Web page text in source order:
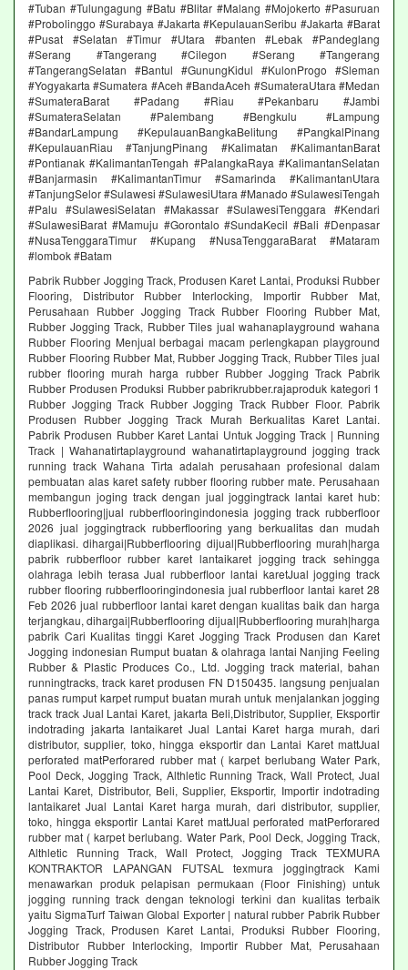
#Tuban #Tulungagung #Batu #Blitar #Malang #Mojokerto #Pasuruan
#Probolinggo #Surabaya #Jakarta #KepulauanSeribu #Jakarta #Barat
#Pusat #Selatan #Timur #Utara #banten #Lebak #Pandeglang
#Serang #Tangerang #Cilegon #Serang #Tangerang
#TangerangSelatan #Bantul #GunungKidul #KulonProgo #Sleman
#Yogyakarta #Sumatera #Aceh #BandaAceh #SumateraUtara #Medan
#SumateraBarat #Padang #Riau #Pekanbaru #Jambi
#SumateraSelatan #Palembang #Bengkulu #Lampung
#BandarLampung #KepulauanBangkaBelitung #PangkalPinang
#KepulauanRiau #TanjungPinang #Kalimatan #KalimantanBarat
#Pontianak #KalimantanTengah #PalangkaRaya #KalimantanSelatan
#Banjarmasin #KalimantanTimur #Samarinda #KalimantanUtara
#TanjungSelor #Sulawesi #SulawesiUtara #Manado #SulawesiTengah
#Palu #SulawesiSelatan #Makassar #SulawesiTenggara #Kendari
#SulawesiBarat #Mamuju #Gorontalo #SundaKecil #Bali #Denpasar
#NusaTenggaraTimur #Kupang #NusaTenggaraBarat #Mataram
#lombok #Batam
Pabrik Rubber Jogging Track, Produsen Karet Lantai, Produksi Rubber
Flooring, Distributor Rubber Interlocking, Importir Rubber Mat,
Perusahaan Rubber Jogging Track Rubber Flooring Rubber Mat,
Rubber Jogging Track, Rubber Tiles jual wahanaplayground wahana
Rubber Flooring Menjual berbagai macam perlengkapan playground
Rubber Flooring Rubber Mat, Rubber Jogging Track, Rubber Tiles jual
rubber flooring murah harga rubber Rubber Jogging Track Pabrik
Rubber Produsen Produksi Rubber pabrikrubber.rajaproduk kategori 1
Rubber Jogging Track Rubber Jogging Track Rubber Floor. Pabrik
Produsen Rubber Jogging Track Murah Berkualitas Karet Lantai.
Pabrik Produsen Rubber Karet Lantai Untuk Jogging Track | Running
Track | Wahanatirtaplayground wahanatirtaplayground jogging track
running track Wahana Tirta adalah perusahaan profesional dalam
pembuatan alas karet safety rubber flooring rubber mate. Perusahaan
membangun joging track dengan jual joggingtrack lantai karet hub:
Rubberflooring|jual rubberflooringindonesia jogging track rubberfloor
2026 jual joggingtrack rubberflooring yang berkualitas dan mudah
diaplikasi. dihargai|Rubberflooring dijual|Rubberflooring murah|harga
pabrik rubberfloor rubber karet lantaikaret jogging track sehingga
olahraga lebih terasa Jual rubberfloor lantai karetJual jogging track
rubber flooring rubberflooringindonesia jual rubberfloor lantai karet 28
Feb 2026 jual rubberfloor lantai karet dengan kualitas baik dan harga
terjangkau, dihargai|Rubberflooring dijual|Rubberflooring murah|harga
pabrik Cari Kualitas tinggi Karet Jogging Track Produsen dan Karet
Jogging indonesian Rumput buatan & olahraga lantai Nanjing Feeling
Rubber & Plastic Produces Co., Ltd. Jogging track material, bahan
runningtracks, track karet produsen FN D150435. langsung penjualan
panas rumput karpet rumput buatan murah untuk menjalankan jogging
track track Jual Lantai Karet, jakarta Beli,Distributor, Supplier, Eksportir
indotrading jakarta lantaikaret Jual Lantai Karet harga murah, dari
distributor, supplier, toko, hingga eksportir dan Lantai Karet mattJual
perforated matPerforared rubber mat ( karpet berlubang Water Park,
Pool Deck, Jogging Track, Althletic Running Track, Wall Protect, Jual
Lantai Karet, Distributor, Beli, Supplier, Eksportir, Importir indotrading
lantaikaret Jual Lantai Karet harga murah, dari distributor, supplier,
toko, hingga eksportir Lantai Karet mattJual perforated matPerforared
rubber mat ( karpet berlubang. Water Park, Pool Deck, Jogging Track,
Althletic Running Track, Wall Protect, Jogging Track TEXMURA
KONTRAKTOR LAPANGAN FUTSAL texmura joggingtrack Kami
menawarkan produk pelapisan permukaan (Floor Finishing) untuk
jogging running track dengan teknologi terkini dan kualitas terbaik
yaitu SigmaTurf Taiwan Global Exporter | natural rubber Pabrik Rubber
Jogging Track, Produsen Karet Lantai, Produksi Rubber Flooring,
Distributor Rubber Interlocking, Importir Rubber Mat, Perusahaan
Rubber Jogging Track